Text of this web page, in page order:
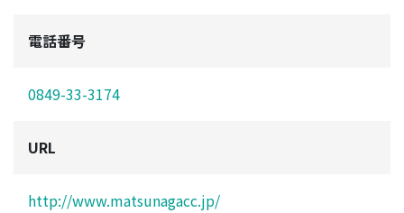
電話番号
0849-33-3174
URL
http://www.matsunagacc.jp/